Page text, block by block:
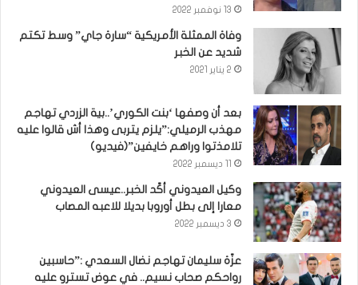
13 نوفمبر 2022
وفاة الممثلة الأمريكية “سارة جاي” وسط تكتم
شديد عن الخبر
2 يناير 2021
بعد أن وصفها ‘بنت الكوري’..بية الزردي تهاجم
مهذب الرميلي:”يلزم يتربى وهذا أش قالوا عليه
تلامذتوا وراهم خايفين”(فيديو)
وكيل العيدوني أكّد الخبر..عيسى العيدوني
معارا إلى بطل أوروبا بديلا للاعبه المصاب
3 ديسمبر 2022
عزّة سليمان تهاجم نضال السعدي :”حاسبين
رواحكم صحاب نسيم.. في عوض تسترو عليه